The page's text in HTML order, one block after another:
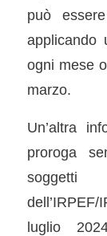
può
applicando
ogni mese
marzo.
Un’altra
proroga
luglio